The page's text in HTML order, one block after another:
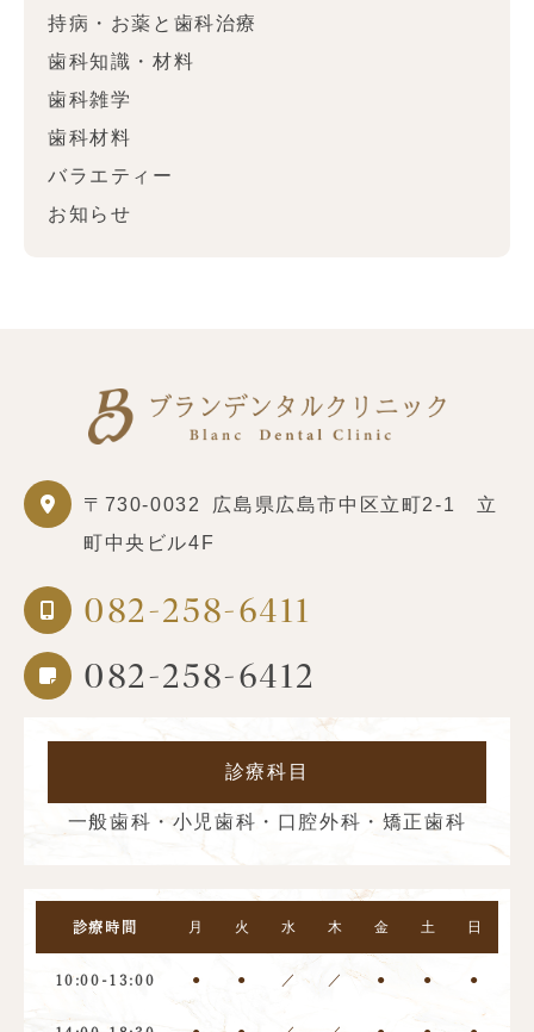
持病・お薬と歯科治療
歯科知識・材料
歯科雑学
歯科材料
バラエティー
お知らせ
〒730-0032
広島県広島市中区立町2-1 立
町中央ビル4F
082-258-6411
082-258-6412
診療科目
一般歯科・小児歯科・口腔外科・矯正歯科
診療時間 月 火 水 木 金 土 日
10:00-13:00 ● ● ／ ／ ● ● ●